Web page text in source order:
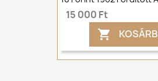
15 000 Ft
